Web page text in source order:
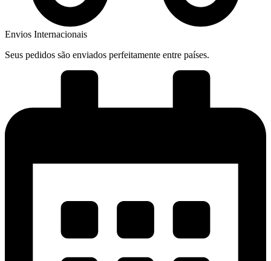
Envios Internacionais
Seus pedidos são enviados perfeitamente entre países.